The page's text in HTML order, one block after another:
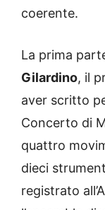
coerente.
La prima
Gilardino, il
aver scritto
Concerto di
quattro
dieci
registrato